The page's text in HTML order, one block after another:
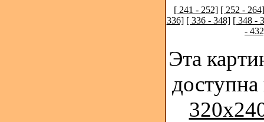
[ 241 - 252] [ 252 - 264]
336] [ 336 - 348] [ 348 -
-
Эта